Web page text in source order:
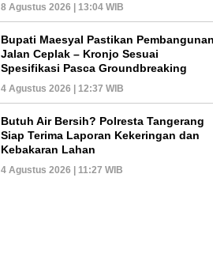
8 Agustus 2026 | 13:04 WIB
Bupati Maesyal Pastikan Pembangunan
Jalan Ceplak – Kronjo Sesuai
Spesifikasi Pasca Groundbreaking
4 Agustus 2026 | 12:37 WIB
Butuh Air Bersih? Polresta Tangerang
Siap Terima Laporan Kekeringan dan
Kebakaran Lahan
4 Agustus 2026 | 11:27 WIB